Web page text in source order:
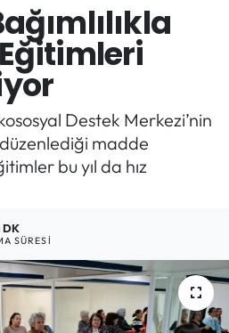
Destek Merkezi’nin
madde
bu yıl da hız
DK
SÜRESI